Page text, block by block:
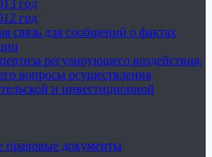
год
год
связь для сообщений о фактах
регулирующего воздействия,
вопросы осуществления
и инвестиционной
правовые документы